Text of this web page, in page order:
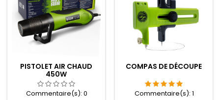
PISTOLET AIR CHAUD
450W
Commentaire(s): 0
COMPAS DE DÉCOUPE
Commentaire(s): 1